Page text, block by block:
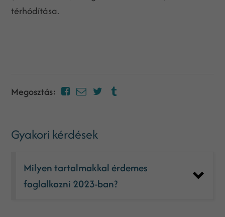
térhódítása.
Megosztás:
Gyakori kérdések
Milyen tartalmakkal érdemes
foglalkozni 2023-ban?